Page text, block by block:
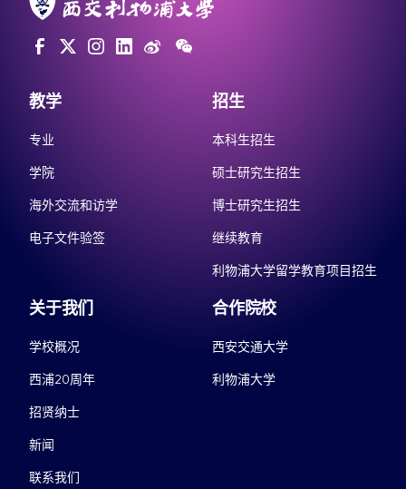
教学
专业
学院
海外交流和访学
电子文件验签
招生
本科生招生
硕士研究生招生
博士研究生招生
继续教育
利物浦大学留学教育项目招生
关于我们
学校概况
西浦20周年
招贤纳士
新闻
联系我们
合作院校
西安交通大学
利物浦大学